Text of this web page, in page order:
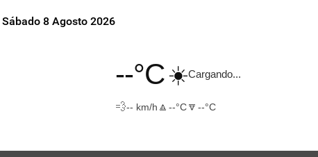
Sábado 8 Agosto 2026
--°C☀️Cargando...
💨-- km/h 🔼 --°C🔽 --°C